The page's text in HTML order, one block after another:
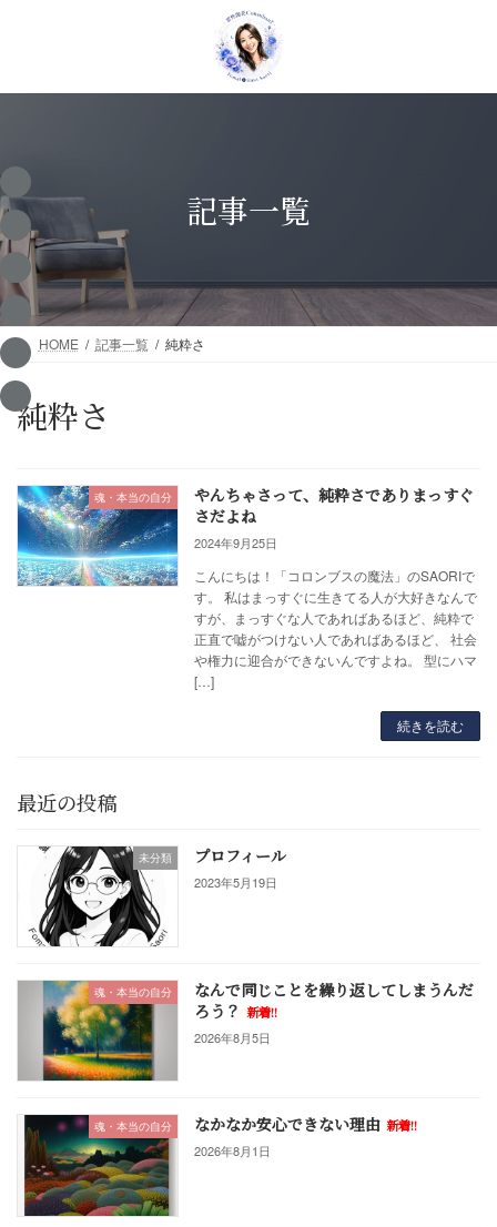
キ
ッ
プ
に
移
動
記事一覧
HOME 記事一覧 純粋さ
純粋さ
魂・本当の自分
やんちゃさって、純粋さでありまっすぐ
さだよね
2024年9月25日
こんにちは！「コロンブスの魔法」のSAORIで
す。 私はまっすぐに生きてる人が大好きなんで
すが、まっすぐな人であればあるほど、純粋で
正直で嘘がつけない人であればあるほど、 社会
や権力に迎合ができないんですよね。 型にハマ
[…]
続きを読む
最近の投稿
未分類 プロフィール
2023年5月19日
魂・本当の自分
なんで同じことを繰り返してしまうんだ
ろう？ 新着!!
2026年8月5日
魂・本当の自分 なかなか安心できない理由 新着!!
2026年8月1日